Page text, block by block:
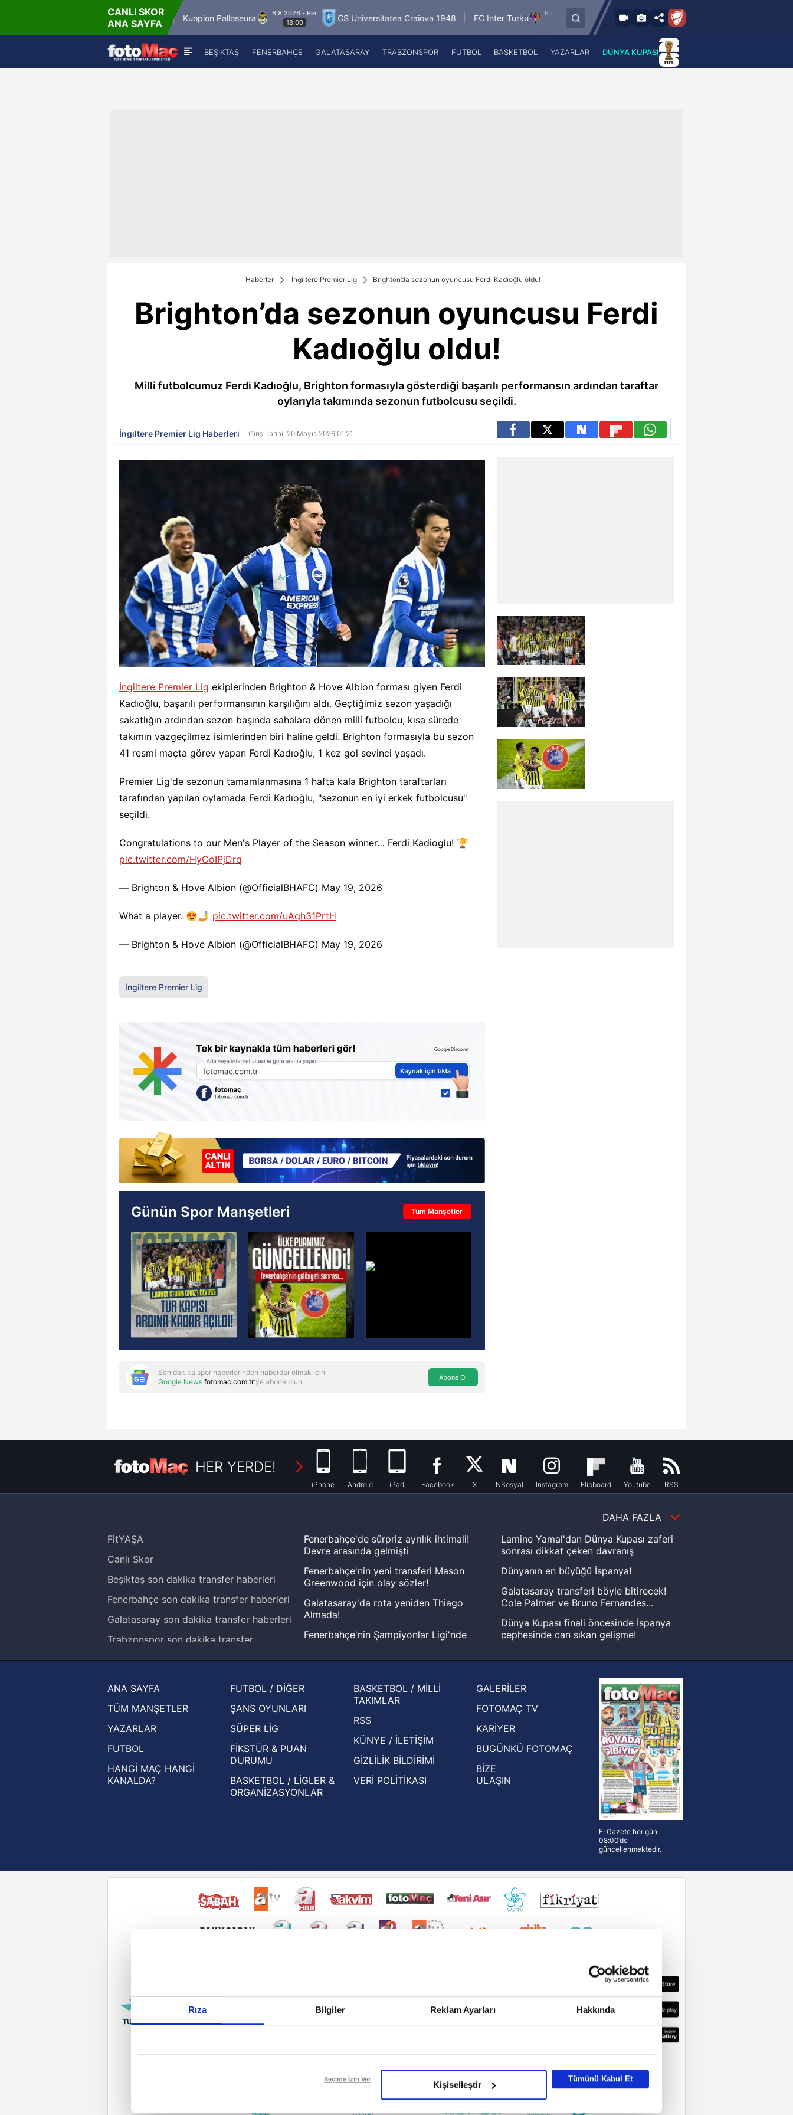
Rıza Bilgiler Reklam Ayarları Hakkında
Reddet
Seçime İzin Ver
Kişiselleştir
Tümünü Kabul Et
CANLI SKOR
ANA SAYFA
Winner Match 12 Kuopion Palloseura
6.8.2026 - Per
18:00
CS Universitatea Craiova 1948 FC Inter Turku
6.8.2026 - Per
18:00
FC Vaduz Jagiellonia Bialystok
A Haber Radyo
BEŞİKTAŞ FENERBAHÇE GALATASARAY TRABZONSPOR FUTBOL BASKETBOL YAZARLAR DÜNYA KUPASI
Haberler İngiltere Premier Lig Brighton’da sezonun oyuncusu Ferdi Kadıoğlu oldu!
Brighton’da sezonun oyuncusu Ferdi
Kadıoğlu oldu!
Milli futbolcumuz Ferdi Kadıoğlu, Brighton formasıyla gösterdiği başarılı performansın ardından taraftar
oylarıyla takımında sezonun futbolcusu seçildi.
İngiltere Premier Lig Haberleri Giriş Tarihi: 20 Mayıs 2026 01:21
İngiltere Premier Lig ekiplerinden Brighton & Hove Albion forması giyen Ferdi
Kadıoğlu, başarılı performansının karşılığını aldı. Geçtiğimiz sezon yaşadığı
sakatlığın ardından sezon başında sahalara dönen milli futbolcu, kısa sürede
takımın vazgeçilmez isimlerinden biri haline geldi. Brighton formasıyla bu sezon
41 resmi maçta görev yapan Ferdi Kadıoğlu, 1 kez gol sevinci yaşadı.
Premier Lig'de sezonun tamamlanmasına 1 hafta kala Brighton taraftarları
tarafından yapılan oylamada Ferdi Kadıoğlu, "sezonun en iyi erkek futbolcusu"
seçildi.
Congratulations to our Men's Player of the Season winner… Ferdi Kadioglu! 🏆
pic.twitter.com/HyCoIPjDrq
— Brighton & Hove Albion (@OfficialBHAFC) May 19, 2026
What a player. 😍🤳 pic.twitter.com/uAqh31PrtH
— Brighton & Hove Albion (@OfficialBHAFC) May 19, 2026
İngiltere Premier Lig
Günün Spor Manşetleri Tüm Manşetler
Son dakika spor haberlerinden haberdar olmak için
Google News fotomac.com.tr'ye abone olun. Abone Ol
HER YERDE!
iPhone Android iPad Facebook X NSosyal Instagram Flipboard Youtube RSS
DAHA FAZLA
FitYAŞA
Canlı Skor
Beşiktaş son dakika transfer haberleri
Fenerbahçe son dakika transfer haberleri
Galatasaray son dakika transfer haberleri
Trabzonspor son dakika transfer
Ziraat Türkiye Kupası haberleri
UEFA Şampiyonlar Ligi haberleri
UEFA Avrupa Ligi haberleri
UEFA Konferans Ligi haberleri
Fenerbahçe'de sürpriz ayrılık ihtimali!
Devre arasında gelmişti
Fenerbahçe'nin yeni transferi Mason
Greenwood için olay sözler!
Galatasaray'da rota yeniden Thiago
Almada!
Fenerbahçe'nin Şampiyonlar Ligi'nde
Zabrze'yi elerlerse...
basından gündem olan manşetler!
Beşiktaş'ın UEFA Avrupa Ligi'nde 3. Ön
Eleme Turu muhtemel rakipleri belli oldu!
Lamine Yamal'dan Dünya Kupası zaferi
sonrası dikkat çeken davranış
Dünyanın en büyüğü İspanya!
Galatasaray transferi böyle bitirecek!
Cole Palmer ve Bruno Fernandes...
Dünya Kupası finali öncesinde İspanya
cephesinde can sıkan gelişme!
Hernan Crespo, Meksika Ligi
ekiplerinden Atlas'ın yeni teknik direktörü
oldu
ANA SAYFA
TÜM MANŞETLER
YAZARLAR
FUTBOL
HANGİ MAÇ HANGİ
KANALDA?
FUTBOL / DİĞER
ŞANS OYUNLARI
SÜPER LİG
FİKSTÜR & PUAN
DURUMU
BASKETBOL / LİGLER &
ORGANİZASYONLAR
BASKETBOL / MİLLİ
TAKIMLAR
RSS
KÜNYE / İLETİŞİM
GİZLİLİK BİLDİRİMİ
VERİ POLİTİKASI
GALERİLER
FOTOMAÇ TV
KARİYER
BUGÜNKÜ FOTOMAÇ
BİZE
ULAŞIN
E-Gazete her gün
08:00’de
güncellenmektedir.